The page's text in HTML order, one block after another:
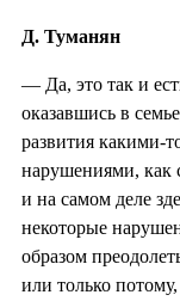
Д. Туманян
— Да, это так и
оказавшись в
развития какими-
нарушениями, как
и на самом деле
некоторые
образом
или только